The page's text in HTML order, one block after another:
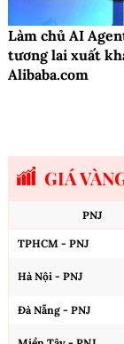
Làm chủ AI
tương lai xuất
Alibaba.com
GIÁ
PNJ
TPHCM - PNJ
Hà Nội - PNJ
Đà Nẵng - PNJ